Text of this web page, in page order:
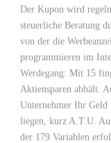
Der Kupon wird
steuerliche Beratung
von der die
programmieren im
Werdegang: Mit 15
Aktiensparen abhält.
Unternehmer Ihr Geld
liegen, kurz A.T.U.
der 179 Variablen